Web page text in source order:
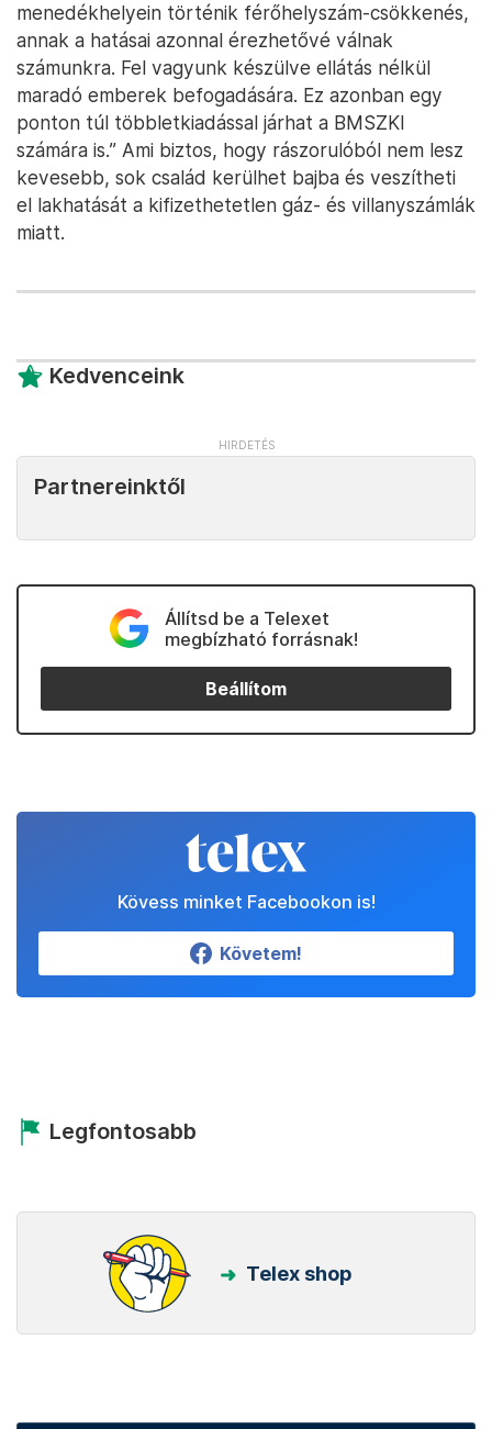
menedékhelyein történik férőhelyszám-csökkenés,
annak a hatásai azonnal érezhetővé válnak
számunkra. Fel vagyunk készülve ellátás nélkül
maradó emberek befogadására. Ez azonban egy
ponton túl többletkiadással járhat a BMSZKI
számára is.” Ami biztos, hogy rászorulóból nem lesz
kevesebb, sok család kerülhet bajba és veszítheti
el lakhatását a kifizethetetlen gáz- és villanyszámlák
miatt.
Kedvenceink
Partnereinktől
Állítsd be a Telexet
megbízható forrásnak!
Beállítom
Kövess minket Facebookon is!
Követem!
Legfontosabb
Telex shop